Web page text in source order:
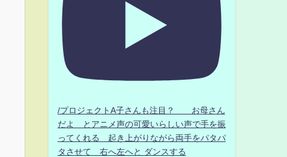
/プロジェクトA子さんも注目？ お母さん
だよ とアニメ声の可愛いらしい声で手を振
ってくれる 起き上がりながら両手をパタパ
タさせて 右へ左へと ダンスする